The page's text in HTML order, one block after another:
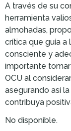
A través de su
herramienta
almohadas,
crítica que guía a
consciente y
importante
OCU al
asegurando así
contribuya
No disponible.